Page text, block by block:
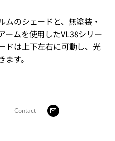
ムのシェードと、無塗装・
ームを使用したVL38シリー
ドは上下左右に可動し、光
す。
Contact